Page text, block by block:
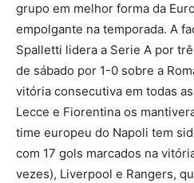
grupo em melhor forma da
empolgante na temporada. A
Spalletti lidera a Serie A por
de sábado por 1-0 sobre a
vitória consecutiva em todas
Lecce e Fiorentina os
time europeu do Napoli tem
com 17 gols marcados na
vezes), Liverpool e Rangers,